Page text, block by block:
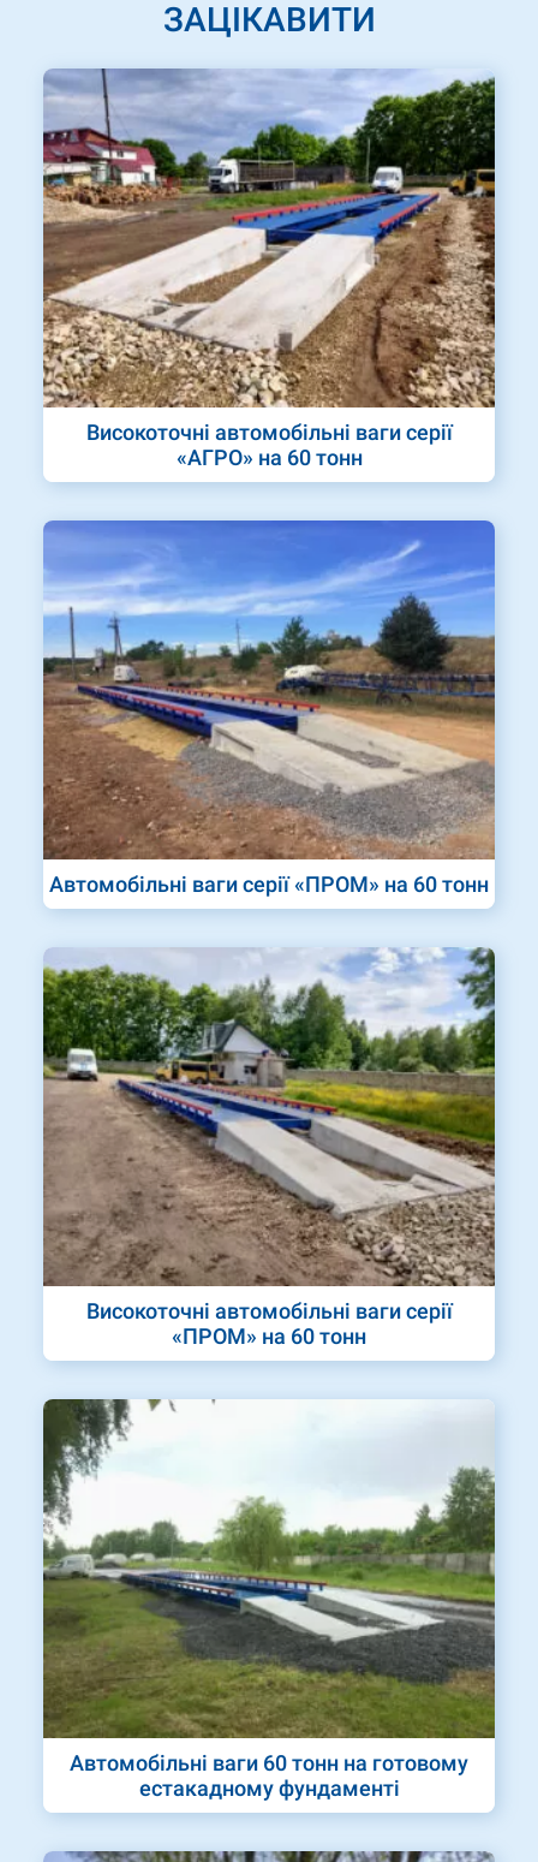
ЗАЦІКАВИТИ
Високоточні автомобільні ваги серії
«АГРО» на 60 тонн
Автомобільні ваги серії «ПРОМ» на 60 тонн
Високоточні автомобільні ваги серії
«ПРОМ» на 60 тонн
Автомобільні ваги 60 тонн на готовому
естакадному фундаменті